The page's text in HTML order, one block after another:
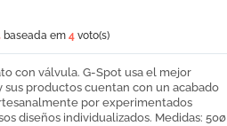
baseada em 4 voto(s)
con válvula. G-Spot usa el mejor
sus productos cuentan con un acabado
por experimentados
diseños individualizados. Medidas: 50ø